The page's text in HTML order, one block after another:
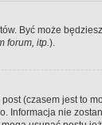
Być może
forum, itp.).
(czasem jest to
nie